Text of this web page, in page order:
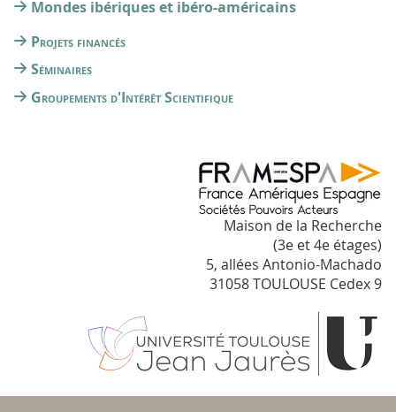
Mondes ibériques et ibéro-américains
Projets financés
Séminaires
Groupements d'Intérêt Scientifique
Maison de la Recherche
(3e et 4e étages)
5, allées Antonio-Machado
31058 TOULOUSE Cedex 9